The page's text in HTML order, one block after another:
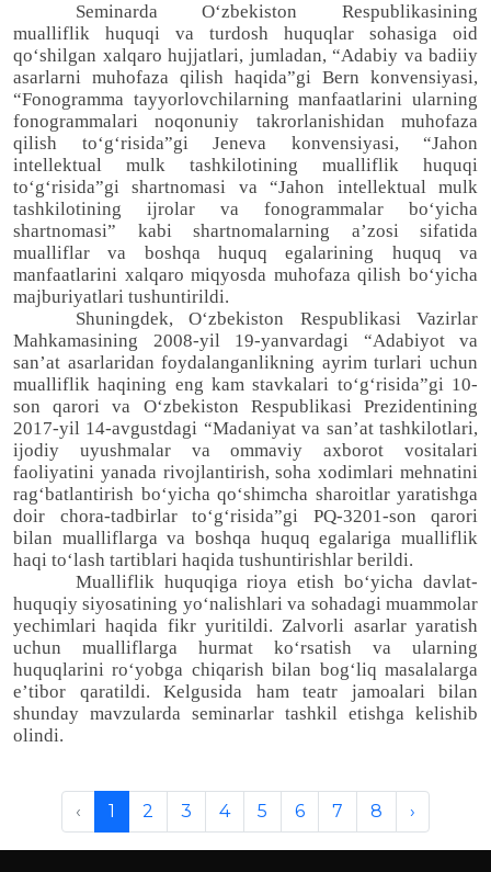
Seminarda O‘zbekiston Respublikasining
mualliflik huquqi va turdosh huquqlar sohasiga oid
qo‘shilgan xalqaro hujjatlari, jumladan, “Adabiy va badiiy
asarlarni muhofaza qilish haqida”gi Bern konvensiyasi,
“Fonogramma tayyorlovchilarning manfaatlarini ularning
fonogrammalari noqonuniy takrorlanishidan muhofaza
qilish to‘g‘risida”gi Jeneva konvensiyasi, “Jahon
intellektual mulk tashkilotining mualliflik huquqi
to‘g‘risida”gi shartnomasi va “Jahon intellektual mulk
tashkilotining ijrolar va fonogrammalar bo‘yicha
shartnomasi” kabi shartnomalarning a’zosi sifatida
mualliflar va boshqa huquq egalarining huquq va
manfaatlarini xalqaro miqyosda muhofaza qilish bo‘yicha
majburiyatlari tushuntirildi.
Shuningdek, O‘zbekiston Respublikasi Vazirlar
Mahkamasining 2008-yil 19-yanvardagi “Adabiyot va
san’at asarlaridan foydalanganlikning ayrim turlari uchun
mualliflik haqining eng kam stavkalari to‘g‘risida”gi 10-
son qarori va O‘zbekiston Respublikasi Prezidentining
2017-yil 14-avgustdagi “Madaniyat va san’at tashkilotlari,
ijodiy uyushmalar va ommaviy axborot vositalari
faoliyatini yanada rivojlantirish, soha xodimlari mehnatini
rag‘batlantirish bo‘yicha qo‘shimcha sharoitlar yaratishga
doir chora-tadbirlar to‘g‘risida”gi PQ-3201-son qarori
bilan mualliflarga va boshqa huquq egalariga mualliflik
haqi to‘lash tartiblari haqida tushuntirishlar berildi.
Mualliflik huquqiga rioya etish bo‘yicha davlat-
huquqiy siyosatining yo‘nalishlari va sohadagi muammolar
yechimlari haqida fikr yuritildi. Zalvorli asarlar yaratish
uchun mualliflarga hurmat ko‘rsatish va ularning
huquqlarini ro‘yobga chiqarish bilan bog‘liq masalalarga
e’tibor qaratildi. Kelgusida ham teatr jamoalari bilan
shunday mavzularda seminarlar tashkil etishga kelishib
olindi.
‹ 1 2 3 4 5 6 7 8 ›